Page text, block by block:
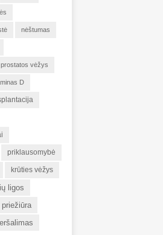
nėštumas
prostatos vėžys
D
priklausomybė
krūties vėžys
ligos